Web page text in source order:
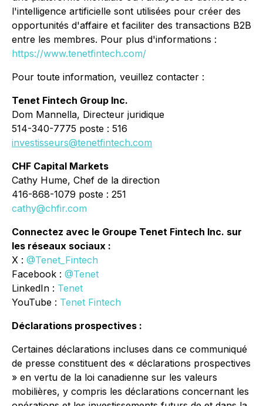
l'intelligence artificielle sont utilisées pour créer des
opportunités d'affaire et faciliter des transactions B2B
entre les membres. Pour plus d'informations :
https://www.tenetfintech.com/
Pour toute information, veuillez contacter :
Tenet Fintech Group Inc.
Dom Mannella, Directeur juridique
514-340-7775 poste : 516
investisseurs@tenetfintech.com
CHF Capital Markets
Cathy Hume, Chef de la direction
416-868-1079 poste : 251
cathy@chfir.com
Connectez avec le Groupe Tenet Fintech Inc. sur
les réseaux sociaux :
X : @Tenet_Fintech
Facebook : @Tenet
LinkedIn : Tenet
YouTube : Tenet Fintech
Déclarations prospectives :
Certaines déclarations incluses dans ce communiqué
de presse constituent des « déclarations prospectives
» en vertu de la loi canadienne sur les valeurs
mobilières, y compris les déclarations concernant les